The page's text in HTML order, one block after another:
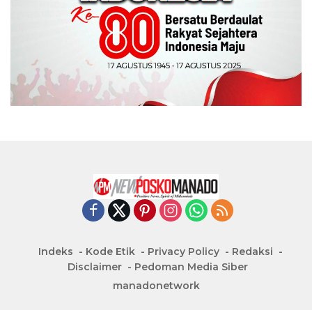
Indeks Kode Etik Privacy Policy
Redaksi
Disclaimer
Pedoman Media Siber
manadonetwork